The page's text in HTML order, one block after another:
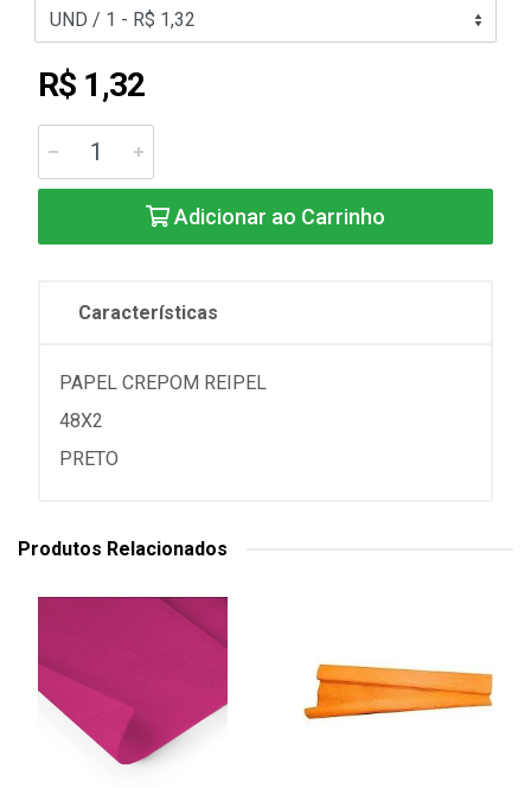
R$ 1,32
Adicionar ao Carrinho
Características
PAPEL CREPOM REIPEL
48X2
PRETO
Produtos Relacionados